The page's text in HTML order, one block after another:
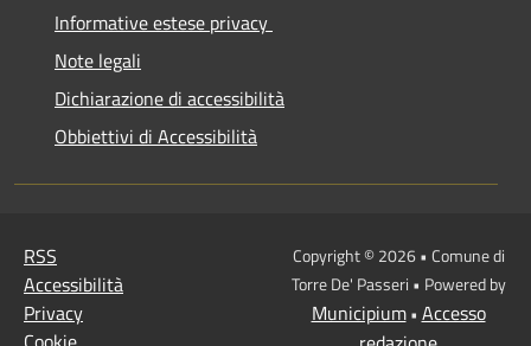
Informative estese privacy
Note legali
Dichiarazione di accessibilità
Obbiettivi di Accessibilità
RSS
Accessibilità
Privacy
Copyright © 2026 • Comune di
Torre De' Passeri • Powered by
Municipium• Accesso